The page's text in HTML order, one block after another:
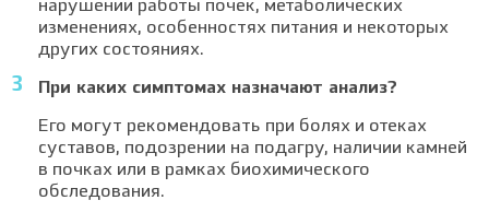
нарушении работы почек, метаболических
изменениях, особенностях питания и некоторых
других состояниях.
При каких симптомах назначают анализ?
Его могут рекомендовать при болях и отеках
суставов, подозрении на подагру, наличии камней
в почках или в рамках биохимического
обследования.